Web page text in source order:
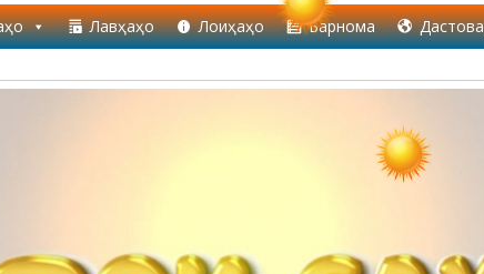
Лавҳаҳо Лоиҳаҳо Барнома